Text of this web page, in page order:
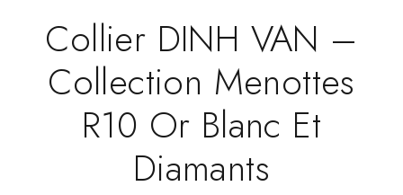
Collier DINH VAN –
Collection Menottes
R10 Or Blanc Et
Diamants